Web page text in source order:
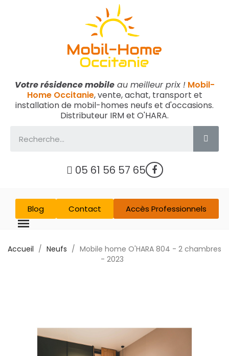
Votre résidence mobileau meilleur prix ! Mobil-
Home Occitanie, vente, achat, transport et
installation de mobil-homes neufs et d'occasions.
Distributeur IRM et O'HARA.
05 61 56 57 65
Blog Contact Accès Professionnels
Accueil Neufs
Mobile home O'HARA 804 - 2 chambres
- 2023